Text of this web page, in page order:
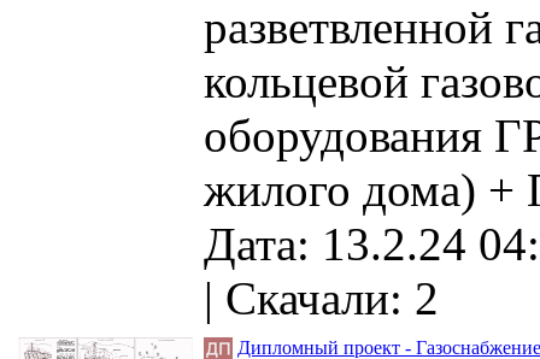
разветвленной
кольцевой
оборудования
жилого дома) +
Дата: 13.2.24
| Скачали: 2
Дипломный проект -